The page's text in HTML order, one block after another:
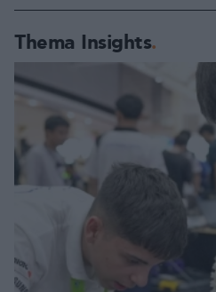
Thema Insights